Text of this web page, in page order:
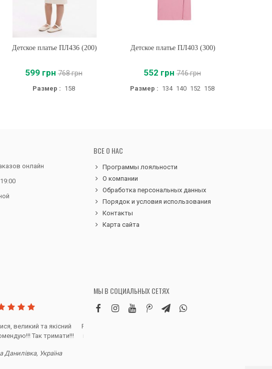
Купить
Детское платье ПЛ436 (200)
599 грн 768 грн
Размер : 158
Купить
Детское платье ПЛ403 (300)
552 грн 746 грн
Размер : 134 140 152 158
онлайн
ВСЕ О НАС
Программы лояльности
О компании
Обработка персональных данных
Порядок и условия использования
Контакты
Карта сайта
великий та якісний
Так тримати!!!
Данилівка, Україна
Робила замовлення дитячих вельветових
штанів. Дуже вдячна магазину, доставка
МЫ В СОЦИАЛЬНЫХ СЕТЯХ